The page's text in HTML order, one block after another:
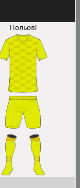
Польові